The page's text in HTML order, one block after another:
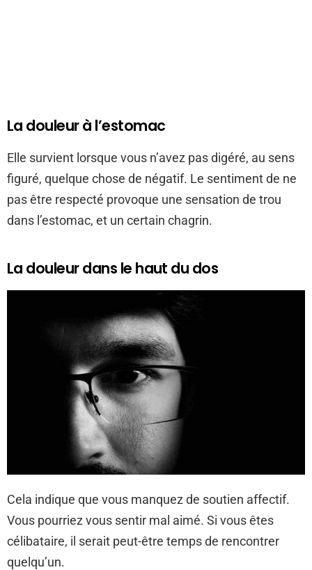
La douleur à l’estomac
Elle survient lorsque vous n’avez pas digéré, au sens
figuré, quelque chose de négatif. Le sentiment de ne
pas être respecté provoque une sensation de trou
dans l’estomac, et un certain chagrin.
La douleur dans le haut du dos
Cela indique que vous manquez de soutien affectif.
Vous pourriez vous sentir mal aimé. Si vous êtes
célibataire, il serait peut-être temps de rencontrer
quelqu’un.